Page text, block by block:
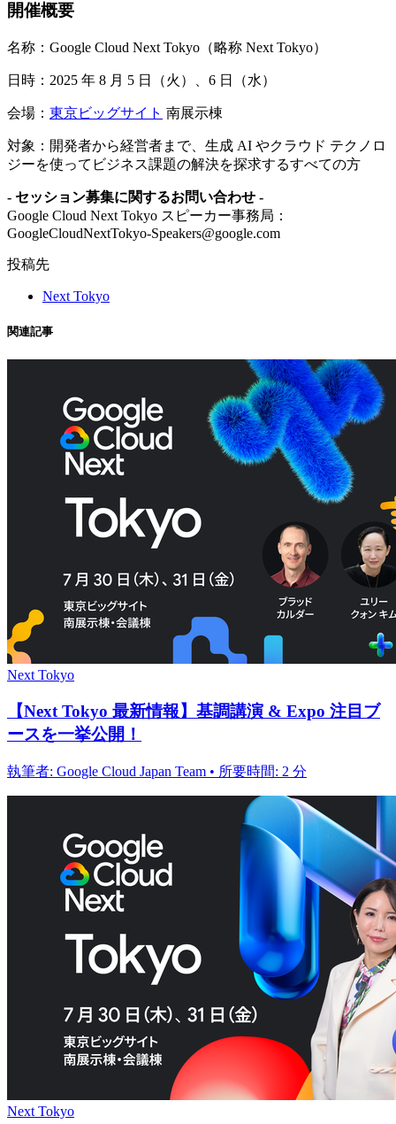
開催概要
名称：Google Cloud Next Tokyo（略称 Next Tokyo）
日時：2025 年 8 月 5 日（火）、6 日（水）
会場： 東京ビッグサイト 南展示棟
対象：開発者から経営者まで、生成 AI やクラウド テクノロ
ジーを使ってビジネス課題の解決を探求するすべての方
- セッション募集に関するお問い合わせ -
Google Cloud Next Tokyo スピーカー事務局：
GoogleCloudNextTokyo-Speakers@google.com
投稿先
Next Tokyo
関連記事
Next Tokyo
【Next Tokyo 最新情報】基調講演 & Expo 注目ブ
ースを一挙公開！
執筆者: Google Cloud Japan Team • 所要時間: 2 分
Next Tokyo